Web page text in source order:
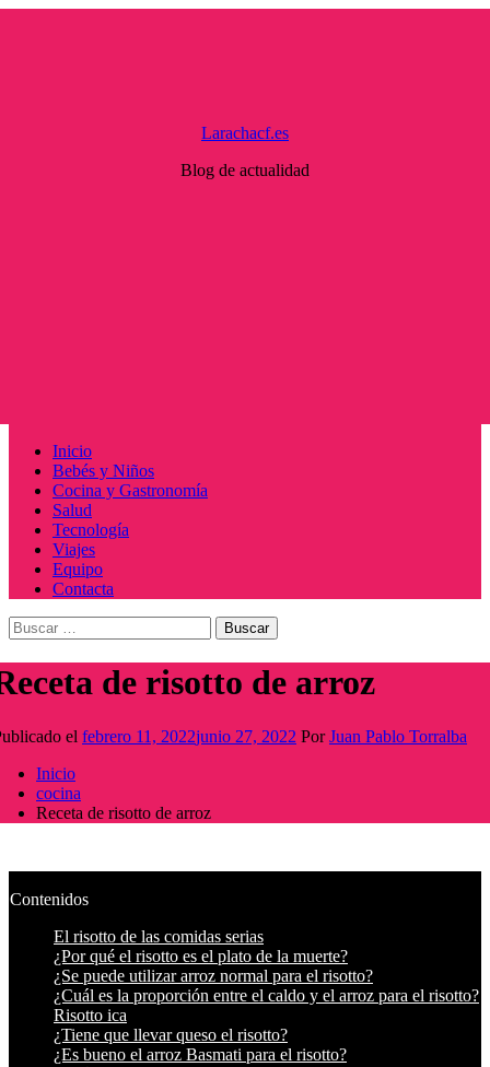
Larachacf.es
Blog de actualidad
Menú
principal
Inicio
Bebés y Niños
Cocina y Gastronomía
Salud
Tecnología
Viajes
Equipo
Contacta
Buscar:
de risotto de arroz
el febrero 11, 2022junio 27, 2022 PorJuan Pablo Torralba
Inicio
cocina
Receta de risotto de arroz
Contenidos
El risotto de las comidas serias
¿Por qué el risotto es el plato de la muerte?
¿Se puede utilizar arroz normal para el risotto?
¿Cuál es la proporción entre el caldo y el arroz para el risotto?
Risotto ica
¿Tiene que llevar queso el risotto?
¿Es bueno el arroz Basmati para el risotto?